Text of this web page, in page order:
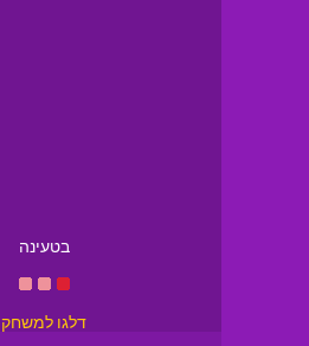
בטעינה
דלגו למשחק